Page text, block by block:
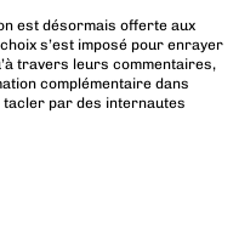
est désormais offerte aux
s’est imposé pour enrayer
travers leurs commentaires,
complémentaire dans
tacler par des internautes